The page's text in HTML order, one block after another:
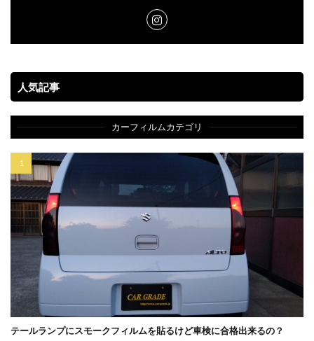
人気記事
カーフィルムカテゴリ
テールランプにスモークフィルムを貼るけど車検に合格出来るの？